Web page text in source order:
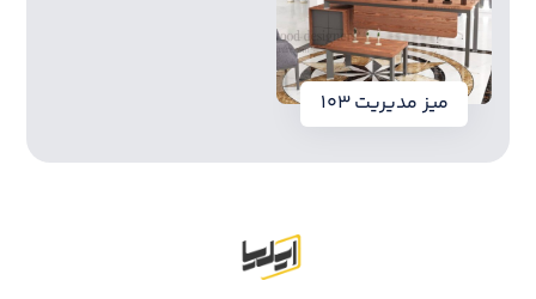
میز مدیریت ۱۰۳